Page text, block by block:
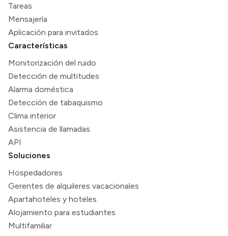
Tareas
Mensajería
Aplicación para invitados
Características
Monitorización del ruido
Detección de multitudes
Alarma doméstica
Detección de tabaquismo
Clima interior
Asistencia de llamadas
API
Soluciones
Hospedadores
Gerentes de alquileres vacacionales
Apartahoteles y hoteles
Alojamiento para estudiantes
Multifamiliar